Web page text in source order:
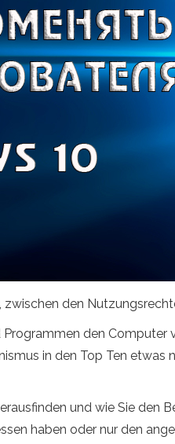
den
den
in den Top Ten
und wie Sie den
haben oder nur den